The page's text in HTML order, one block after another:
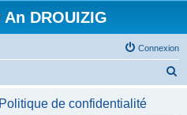
DROUIZIG
Connexion
de confidentialité